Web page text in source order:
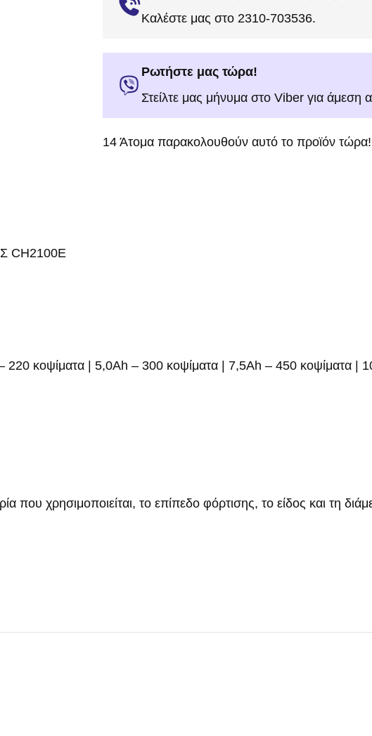
Καλέστε μας στο 2310-703536.
Ρωτήστε μας τώρα!
Στείλτε μας μήνυμα στο Viber για άμεση
14 Άτομα παρακολουθούν αυτό το προϊόν τώρα!
CH2100E
κοψίματα | 5,0Ah – 300 κοψίματα | 7,5Ah – 450 κοψίματα |
που χρησιμοποιείται, το επίπεδο φόρτισης, το είδος και τη